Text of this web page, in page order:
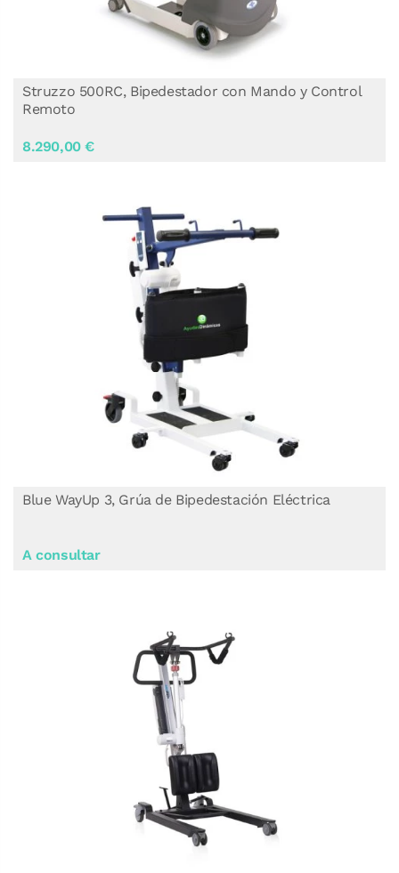
Blue WayUp 3, Grúa de Bipedestación Eléctrica
A consultar
Struzzo 500RC, Bipedestador con Mando y Control
Remoto
8.290,00 €